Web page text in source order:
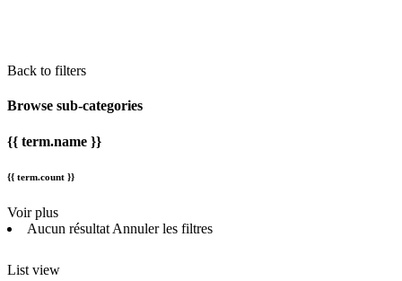
Back to filters
Browse sub-categories
{{ term.name }}
{{ term.count }}
Voir plus
Aucun résultatAnnuler les filtres
List view